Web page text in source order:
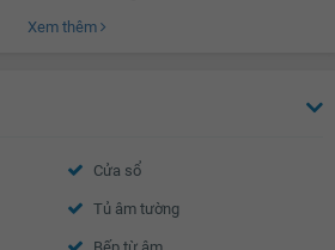
Cửa khung nhôm kính
Xem thêm
Cửa sổ
Tủ âm tường